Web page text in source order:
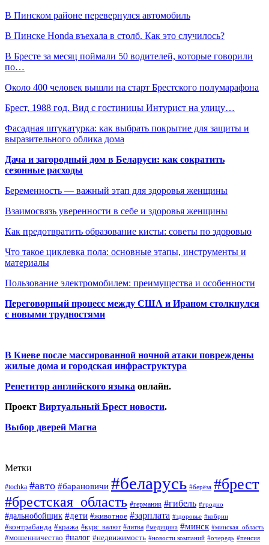
В Пинском районе перевернулся автомобиль
В Пинске Honda въехала в столб. Как это случилось?
В Бресте за месяц поймали 50 водителей, которые говорили
по…
Около 400 человек вышли на старт Брестского полумарафона
Брест, 1988 год. Вид с гостиницы Интурист на улицу…
Фасадная штукатурка: как выбрать покрытие для защиты и
выразительного облика дома
Дача и загородный дом в Беларуси: как сократить
сезонные расходы
Беременность — важный этап для здоровья женщины
Взаимосвязь уверенности в себе и здоровья женщины
Как предотвратить образование кисты: советы по здоровью
Что такое циклевка пола: основные этапы, инструменты и
материалы
Пользование электромобилем: преимущества и особенности
Переговорный процесс между США и Ираном столкнулся
с новыми трудностями
В Киеве после массированной ночной атаки повреждены
жилые дома и городская инфраструктура
Репетитор английского языка онлайн.
Проект Виртуальный Брест новости.
Выбор дверей Магна
Метки
#tochka #авто #барановичи #беларусь #берёза #брест
#брестская_область #германия #гибель #гродно
#дальнобойщик #дети #животное #зарплата #здоровье #кобрин
#контрабанда #кража #курс_валют #литва #медицина #минск #минская_область
#мошенничество #налог #недвижимость #новости компаний #очередь #пенсия